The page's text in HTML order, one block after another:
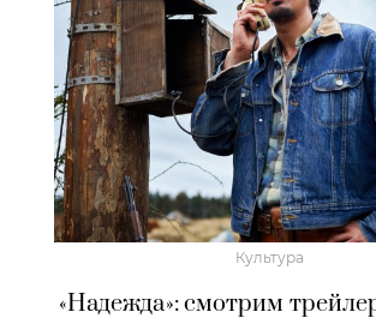
Культура
«Надежда»: смотрим